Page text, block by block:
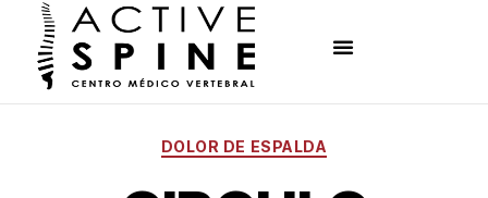
DOLOR DE ESPALDA